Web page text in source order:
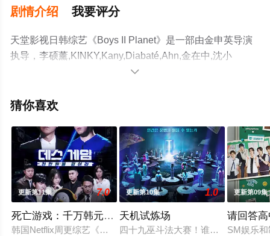
剧情介绍 我要评分
天堂影视日韩综艺《Boys II Planet》是一部由金申英导演
执导，李硕薰,KINKY,Kany,Diabaté,Ahn,金在中,沈小
婷,JLLICK,林韩星,孝琳,白久英,JUSTHIS,章昊,成韩彬,柳冈
观看高清无删减完整版综艺节目就上天堂电影网，更多相

猜你喜欢
更新第11集 7.0
死亡游戏：千万韩元赌起
韩国Netflix周更综艺《死亡游戏》是仅以一对一的一场游戏决
更新第10集 1.0
天机试炼场
四十九巫斗法大赛！谁才是真正的
更新第09集
请回答
SM娱乐